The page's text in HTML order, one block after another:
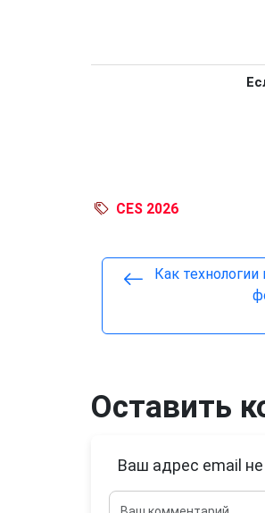
CES 2026
Как
Оставить
Ваш адрес email